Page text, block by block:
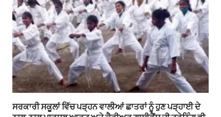
ਸਰਕਾਰੀ ਸਕੂਲਾਂ ਵਿੱਚ ਪੜ੍ਹਨ ਵਾਲੀਆਂ ਛਾਤਰਾਂ ਨੂੰ ਹੁਣ ਪੜ੍ਹਾਈ ਦੇ